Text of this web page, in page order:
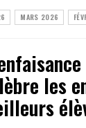
MARS 2026
les